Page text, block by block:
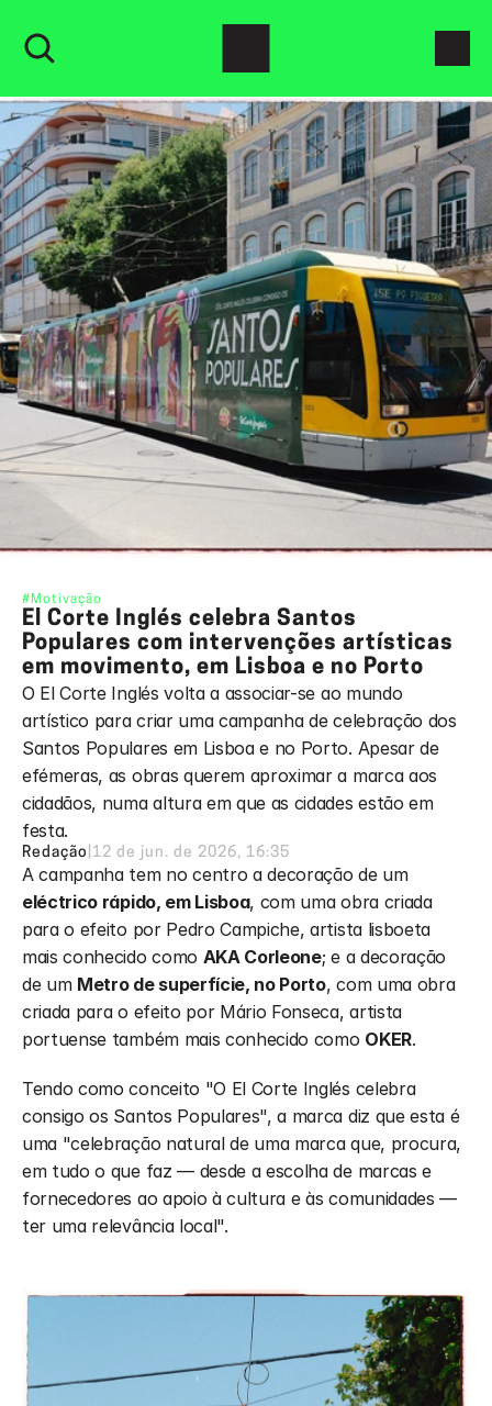
#Motivação
El Corte Inglés celebra Santos
Populares com intervenções artísticas
em movimento, em Lisboa e no Porto
O El Corte Inglés volta a associar-se ao mundo
artístico para criar uma campanha de celebração dos
Santos Populares em Lisboa e no Porto. Apesar de
efémeras, as obras querem aproximar a marca aos
cidadãos, numa altura em que as cidades estão em
festa.
Redação 12 de jun. de 2026, 16:35
A campanha tem no centro a decoração de um
eléctrico rápido, em Lisboa, com uma obra criada
para o efeito por Pedro Campiche, artista lisboeta
mais conhecido como AKA Corleone; e a decoração
de um Metro de superfície, no Porto, com uma obra
criada para o efeito por Mário Fonseca, artista
portuense também mais conhecido como OKER.
Tendo como conceito "O El Corte Inglés celebra
consigo os Santos Populares", a marca diz que esta é
uma "celebração natural de uma marca que, procura,
em tudo o que faz — desde a escolha de marcas e
fornecedores ao apoio à cultura e às comunidades —
ter uma relevância local".